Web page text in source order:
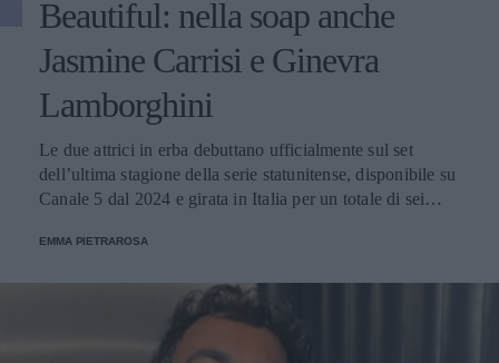
Beautiful: nella soap anche
Jasmine Carrisi e Ginevra
Lamborghini
Le due attrici in erba debuttano ufficialmente sul set
dell’ultima stagione della serie statunitense, disponibile su
Canale 5 dal 2024 e girata in Italia per un totale di sei
EMMA PIETRAROSA